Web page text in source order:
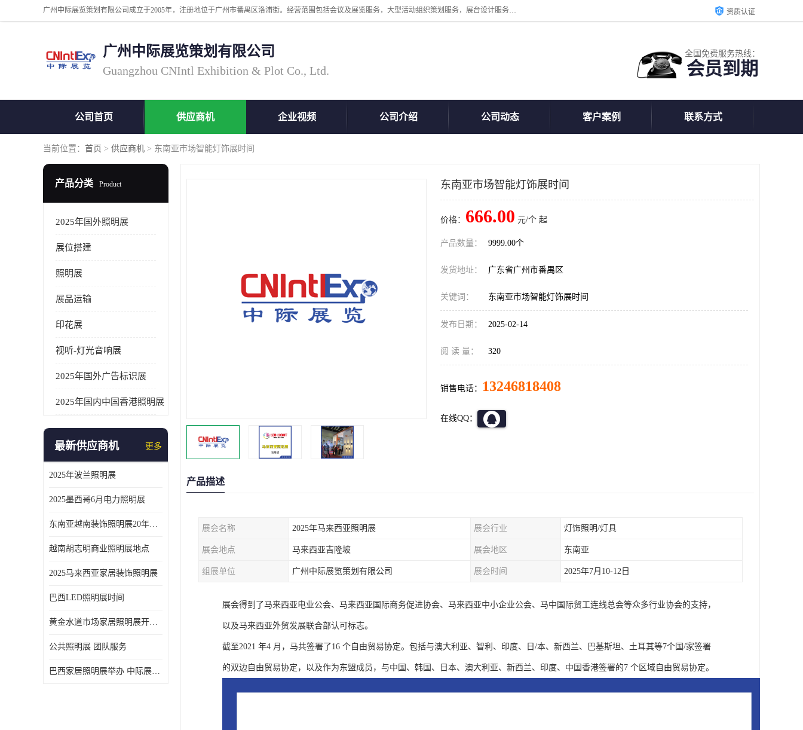
广州中际展览策划有限公司成立于2005年，注册地位于广州市番禺区洛浦街。经营范围包括会议及展览服务，大型活动组织策划服务，展台设计服务，广告业等；主要从事国外广告、标识、印花、LED、照明、光电、灯光、音响、视听、电子展览会等，展位预定-展品运输-签证-行程安排-补贴一站式服务。 资质认证
广州中际展览策划有限公司
Guangzhou CNIntl Exhibition & Plot Co., Ltd.
全国免费服务热线：
会员到期
公司首页 供应商机 企业视频 公司介绍 公司动态 客户案例 联系方式
当前位置： 首页 > 供应商机 > 东南亚市场智能灯饰展时间
产品分类 Product
2025年国外照明展
展位搭建
照明展
展品运输
印花展
视听-灯光音响展
2025年国外广告标识展
2025年国内中国香港照明展
最新供应商机 更多
2025年波兰照明展
2025墨西哥6月电力照明展
东南亚越南装饰照明展20年外展服务经验
越南胡志明商业照明展地点
2025马来西亚家居装饰照明展
巴西LED照明展时间
黄金水道市场家居照明展开展时间 20年外展服务经验 LED-LIGHT MALAYSIA
公共照明展 团队服务
巴西家居照明展举办 中际展览 20年服务经验
东南亚市场智能灯饰展时间
价格： 666.00 元/个 起
产品数量： 9999.00个
发货地址： 广东省广州市番禺区
关键词： 东南亚市场智能灯饰展时间
发布日期： 2025-02-14
阅 读 量： 320
销售电话： 13246818408
在线QQ：
产品描述
展会名称 2025年马来西亚照明展 展会行业 灯饰照明/灯具
展会地点 马来西亚吉隆坡 展会地区 东南亚
组展单位 广州中际展览策划有限公司 展会时间 2025年7月10-12日
展会得到了马来西亚电业公会、马来西亚国际商务促进协会、马来西亚中小企业公会、马中国际贸工连线总会等众多行业协会的支持，
以及马来西亚外贸发展联合部认可标志。
截至2021 年4 月，马共签署了16 个自由贸易协定。包括与澳大利亚、智利、印度、日/本、新西兰、巴基斯坦、土耳其等7个国/家签署
的双边自由贸易协定，以及作为东盟成员，与中国、韩国、日本、澳大利亚、新西兰、印度、中国香港签署的7 个区域自由贸易协定。